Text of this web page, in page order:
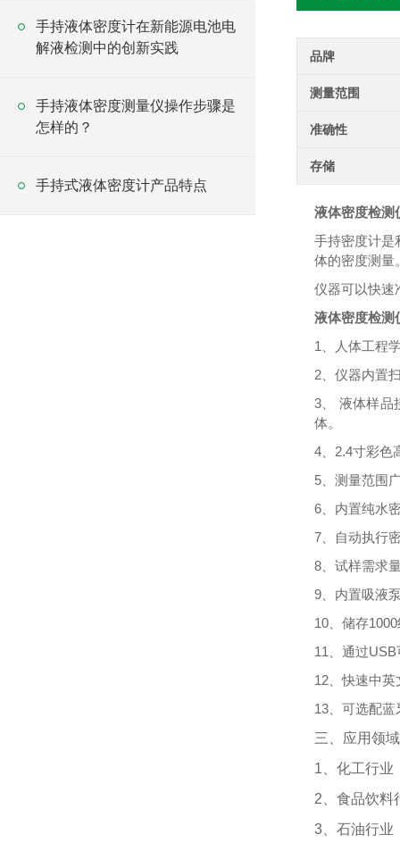
品牌
测量范围
准确性
存储
液体密度检测
手持密度计是
体的密度测量
仪器可以快速
液体密度检测
1、人体工程
2、仪器内置
3、 液体样品
体。
4、2.4寸彩色
5、测量范围
6、内置纯水
7、自动执行
8、试样需求
9、内置吸液
10、储存
11、通过
12、快速中英
13、可选配
三、应用领域
1、化工行业
2、食品饮料
3、石油行业
手持液体密度计在新能源电池电
解液检测中的创新实践
手持液体密度测量仪操作步骤是
怎样的？
手持式液体密度计产品特点